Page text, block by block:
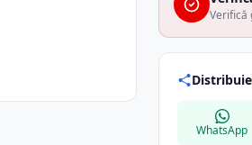
Verifică
Distribuie
WhatsApp